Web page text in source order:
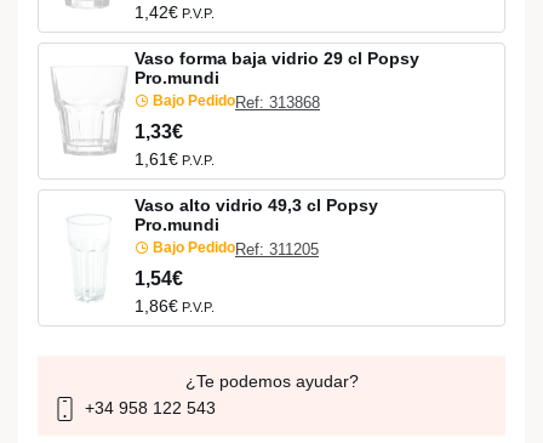
1,42€ P.V.P.
Vaso forma baja vidrio 29 cl Popsy
Pro.mundi
Bajo PedidoRef: 313868
1,33€
1,61€ P.V.P.
Vaso alto vidrio 49,3 cl Popsy
Pro.mundi
Bajo PedidoRef: 311205
1,54€
1,86€ P.V.P.
¿Te podemos ayudar?
+34 958 122 543